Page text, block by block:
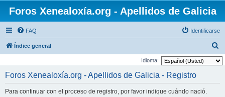
Foros Xenealoxía.org - Apellidos de Galicia
FAQ Identificarse
Índice general
u
Idioma:
Foros Xenealoxía.org - Apellidos de Galicia - Registro
Para continuar con el proceso de registro, por favor indique cuándo nació.